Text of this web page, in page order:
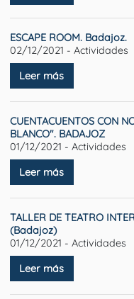
ESCAPE ROOM. Badajoz.
02/12/2021 - Actividades
Leer más
CUENTACUENTOS CON
BLANCO". BADAJOZ
01/12/2021 - Actividades
Leer más
TALLER DE TEATRO
(Badajoz)
01/12/2021 - Actividades
Leer más